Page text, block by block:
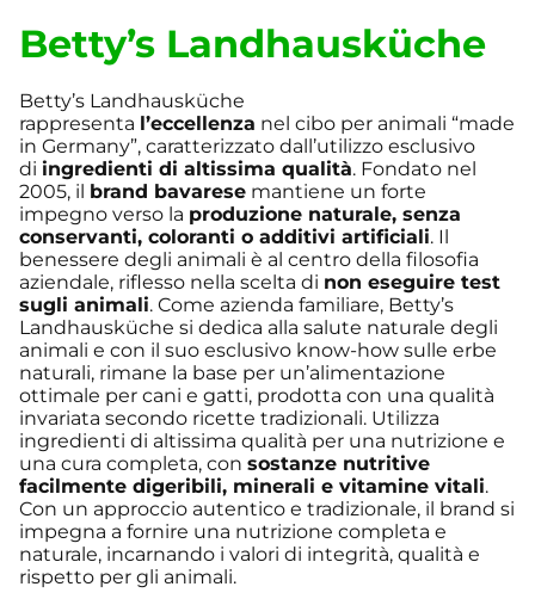
Betty’s Landhausküche
Betty’s Landhausküche
rappresenta l’eccellenza nel cibo per animali “made
in Germany”, caratterizzato dall’utilizzo esclusivo
di ingredienti di altissima qualità. Fondato nel
2005, il brand bavarese mantiene un forte
impegno verso la produzione naturale, senza
conservanti, coloranti o additivi artificiali. Il
benessere degli animali è al centro della filosofia
aziendale, riflesso nella scelta di non eseguire test
sugli animali. Come azienda familiare, Betty’s
Landhausküche si dedica alla salute naturale degli
animali e con il suo esclusivo know-how sulle erbe
naturali, rimane la base per un’alimentazione
ottimale per cani e gatti, prodotta con una qualità
invariata secondo ricette tradizionali. Utilizza
ingredienti di altissima qualità per una nutrizione e
una cura completa, con sostanze nutritive
facilmente digeribili, minerali e vitamine vitali.
Con un approccio autentico e tradizionale, il brand si
impegna a fornire una nutrizione completa e
naturale, incarnando i valori di integrità, qualità e
rispetto per gli animali.